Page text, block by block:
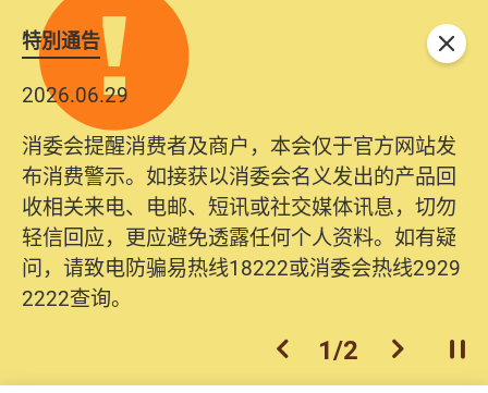
特別通告
2026.06.29
消委会提醒消费者及商户，本会仅于官方网站发
布消费警示。如接获以消委会名义发出的产品回
收相关来电、电邮、短讯或社交媒体讯息，切勿
轻信回应，更应避免透露任何个人资料。如有疑
问，请致电防骗易热线18222或消委会热线2929
2222查询。
上一个
1/2 下一个开
关闭